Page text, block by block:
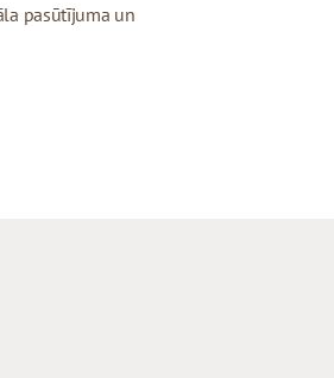
pasūtījuma un